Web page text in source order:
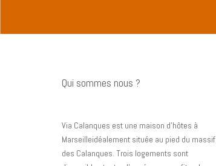
Qui sommes nous ?
Via Calanques est une maison d’hôtes à
Marseilleidéalement située au pied du massif
des Calanques. Trois logements sont